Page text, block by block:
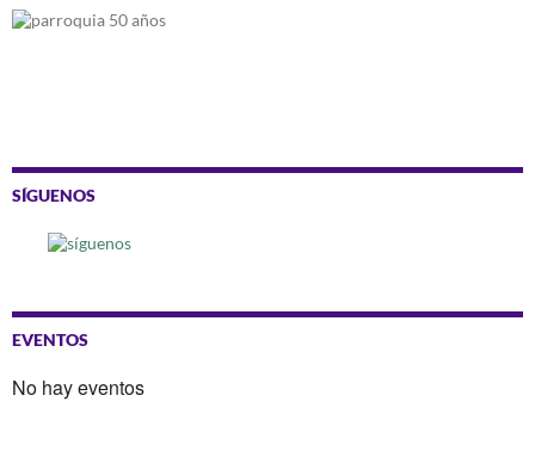
SÍGUENOS
EVENTOS
No hay eventos